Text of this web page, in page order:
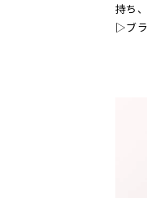
持ち
▷ブ